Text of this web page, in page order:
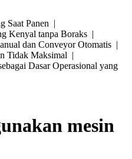
Saat Panen |
Kenyal tanpa Boraks |
dan Conveyor Otomatis |
Tidak Maksimal |
Dasar Operasional yang
mesin